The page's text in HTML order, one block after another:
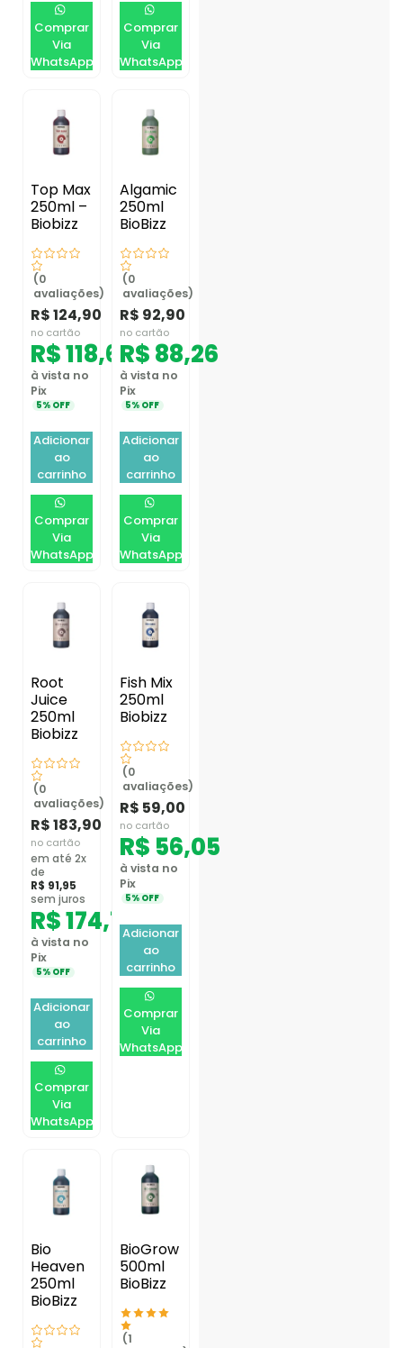
Comprar
Via
WhatsApp
Comprar
Via
WhatsApp
Top Max
250ml –
Biobizz
(0
avaliações)
R$124,90
no cartão
R$118,66
à vista no
Pix
5% OFF
Adicionar
ao
carrinho
Comprar
Via
WhatsApp
Algamic
250ml
BioBizz
(0
avaliações)
R$ 92,90
no cartão
R$88,26
à vista no
Pix
5% OFF
Adicionar
ao
carrinho
Comprar
Via
WhatsApp
Root
Juice
250ml
Biobizz
(0
avaliações)
R$183,90
no cartão
em até 2x
de
R$ 91,95
sem juros
R$174,71
à vista no
Pix
5% OFF
Adicionar
ao
carrinho
Comprar
Via
WhatsApp
Fish Mix
250ml
Biobizz
(0
avaliações)
R$ 59,00
no cartão
R$ 56,05
à vista no
Pix
5% OFF
Adicionar
ao
carrinho
Comprar
Via
WhatsApp
Bio
Heaven
250ml
BioBizz
BioGrow
500ml
BioBizz
(1